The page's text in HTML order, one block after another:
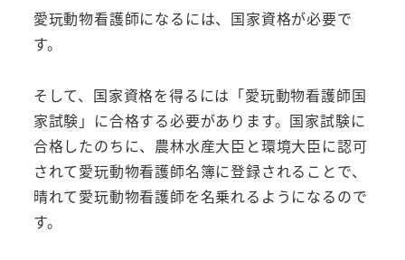
愛玩動物看護師になるには、国家資格が必要で
す。
そして、国家資格を得るには「愛玩動物看護師国
家試験」に合格する必要があります。国家試験に
合格したのちに、農林水産大臣と環境大臣に認可
されて愛玩動物看護師名簿に登録されることで、
晴れて愛玩動物看護師を名乗れるようになるので
す。